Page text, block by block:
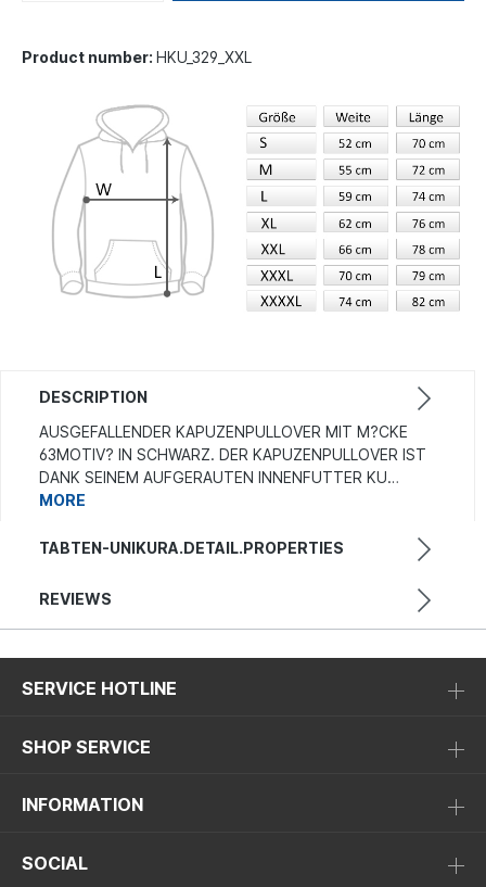
Product number: HKU_329_XXL
DESCRIPTION
AUSGEFALLENDER KAPUZENPULLOVER MIT M?CKE
63MOTIV? IN SCHWARZ. DER KAPUZENPULLOVER IST
DANK SEINEM AUFGERAUTEN INNENFUTTER KU…
MORE
TABTEN-UNIKURA.DETAIL.PROPERTIES
REVIEWS
SERVICE HOTLINE
SHOP SERVICE
INFORMATION
SOCIAL